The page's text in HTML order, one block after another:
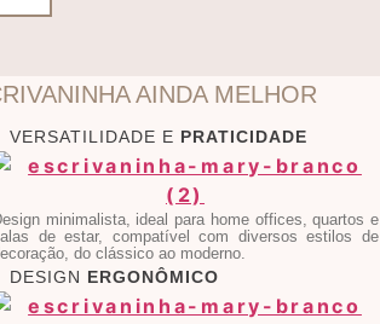
AINDA MELHOR
VERSATILIDADE E PRATICIDADE
minimalista, ideal para home offices, quartos e
de estar, compatível com diversos estilos de
do clássico ao moderno.
DESIGN ERGONÔMICO